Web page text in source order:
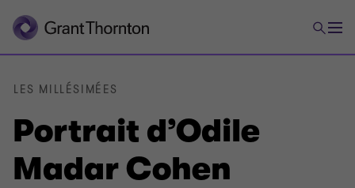
Portrait d’Odile
Madar Cohen
LES MILLÉSIMÉES